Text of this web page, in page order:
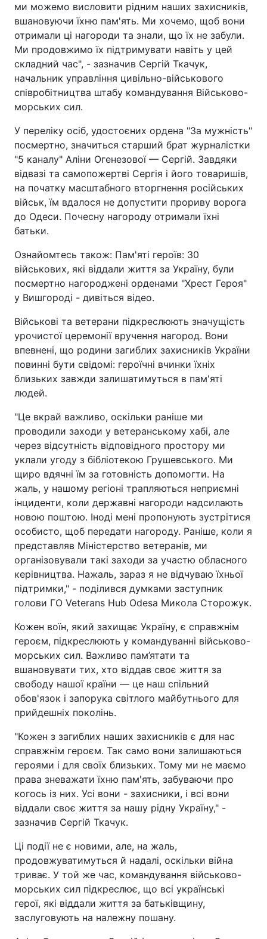
ми можемо висловити рідним наших захисників,
вшановуючи їхню пам'ять. Ми хочемо, щоб вони
отримали ці нагороди та знали, що їх не забули.
Ми продовжимо їх підтримувати навіть у цей
складний час", - зазначив Сергій Ткачук,
начальник управління цивільно-військового
співробітництва штабу командування Військово-
морських сил.
У переліку осіб, удостоєних ордена "За мужність"
посмертно, значиться старший брат журналістки
"5 каналу" Аліни Огенезової — Сергій. Завдяки
відвазі та самопожертві Сергія і його товаришів,
на початку масштабного вторгнення російських
військ, їм вдалося не допустити прориву ворога
до Одеси. Почесну нагороду отримали їхні
батьки.
Ознайомтесь також: Пам'яті героїв: 30
військових, які віддали життя за Україну, були
посмертно нагороджені орденами "Хрест Героя"
у Вишгороді - дивіться відео.
Військові та ветерани підкреслюють значущість
урочистої церемонії вручення нагород. Вони
впевнені, що родини загиблих захисників України
повинні бути свідомі: героїчні вчинки їхніх
близьких завжди залишатимуться в пам'яті
людей.
"Це вкрай важливо, оскільки раніше ми
проводили заходи у ветеранському хабі, але
через відсутність відповідного простору ми
уклали угоду з бібліотекою Грушевського. Ми
щиро вдячні їм за готовність допомогти. На
жаль, у нашому регіоні трапляються неприємні
інциденти, коли державні нагороди надсилають
новою поштою. Іноді мені пропонують зустрітися
особисто, щоб передати нагороду. Раніше, коли я
представляв Міністерство ветеранів, ми
організовували такі заходи за участю обласного
керівництва. Нажаль, зараз я не відчуваю їхньої
підтримки," - поділився думками заступник
голови ГО Veterans Hub Odesa Микола Сторожук.
Кожен воїн, який захищає Україну, є справжнім
героєм, підкреслюють у командуванні військово-
морських сил. Важливо пам’ятати та
вшановувати тих, хто віддав своє життя за
свободу нашої країни — це наш спільний
обов'язок і запорука світлого майбутнього для
прийдешніх поколінь.
"Кожен з загиблих наших захисників є для нас
справжнім героєм. Так само вони залишаються
героями і для своїх близьких. Тому ми не маємо
права зневажати їхню пам'ять, забуваючи про
когось із них. Усі вони - захисники, і всі вони
віддали своє життя за нашу рідну Україну," -
зазначив Сергій Ткачук.
Ці події не є новими, але, на жаль,
продовжуватимуться й надалі, оскільки війна
триває. У той же час, командування військово-
морських сил підкреслює, що всі українські
герої, які віддали життя за батьківщину,
заслуговують на належну пошану.